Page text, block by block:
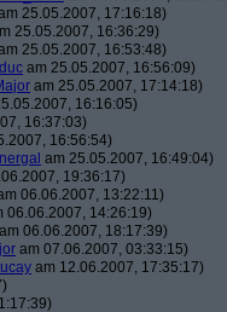
25.05.2007, 17:16:18)
25.05.2007, 16:36:29)
25.05.2007, 16:53:48)
am 25.05.2007, 16:56:09)
am 25.05.2007, 17:14:18)
16:16:05)
16:37:03)
16:56:54)
nergal am 25.05.2007, 16:49:04)
19:36:17)
06.06.2007, 13:22:11)
06.06.2007, 14:26:19)
am 06.06.2007, 18:17:39)
am 07.06.2007, 03:33:15)
am 12.06.2007, 17:35:17)